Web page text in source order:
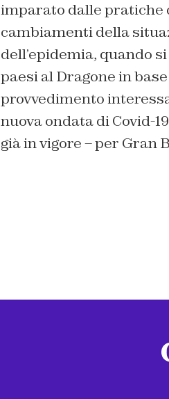
imparato dalle pratiche
cambiamenti della
dell’epidemia, quando
paesi al Dragone in
provvedimento
nuova ondata di Covid-
già in vigore – per Gran